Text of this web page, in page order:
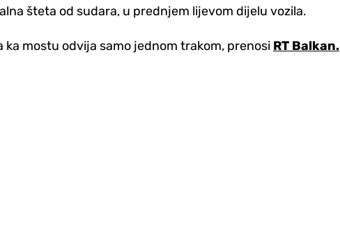
šteta od sudara, u prednjem lijevom dijelu vozila.
mostu odvija samo jednom trakom, prenosi RT Balkan.